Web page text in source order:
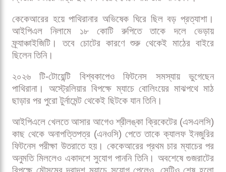
নিজের প্রথম ওভারে ৭ রান দেন এই স্লিংগার পেসার। তবে দ্বিতীয়
ওভারের প্রথম বল করার পরই হ্যামস্ট্রিংয়ে অস্বস্তি অনুভব করেন
তিনি। মাঠেই শুয়ে পড়েন এবং দ্রুত চিকিৎসকের সহায়তা নিতে
হয়।
ফিজিওর চিকিৎসার পর আরেকটি বল করার চেষ্টা করলেও পুরো
গতিতে বল করতে পারেননি পাথিরানা। পরে অধিনায়ক অজিঙ্কা
রাহানের সঙ্গে কথা বলে মাঠ ছাড়েন তিনি। শেষ পর্যন্ত নিজের
দ্বিতীয় ওভারে মাত্র দুই বল করেই থেমে যায় তার অভিষেক।
কেকেআরের হয়ে পাথিরানার অভিষেক ঘিরে ছিল বড় প্রত্যাশা।
আইপিএল নিলামে ১৮ কোটি রুপিতে তাকে দলে ভেড়ায়
ফ্র্যাঞ্চাইজিটি। তবে চোটের কারণে শুরু থেকেই মাঠের বাইরে
ছিলেন তিনি।